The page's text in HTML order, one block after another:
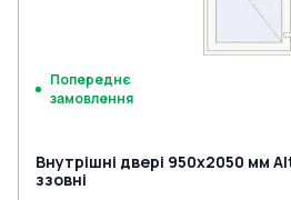
Попереднє
замовлення
Внутрішні двері 950x2050 мм
ззовні